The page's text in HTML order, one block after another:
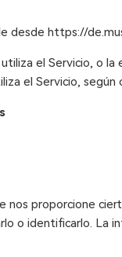
desde https://
el Servicio, o
el Servicio, según
nos proporcione
o identificarlo. La